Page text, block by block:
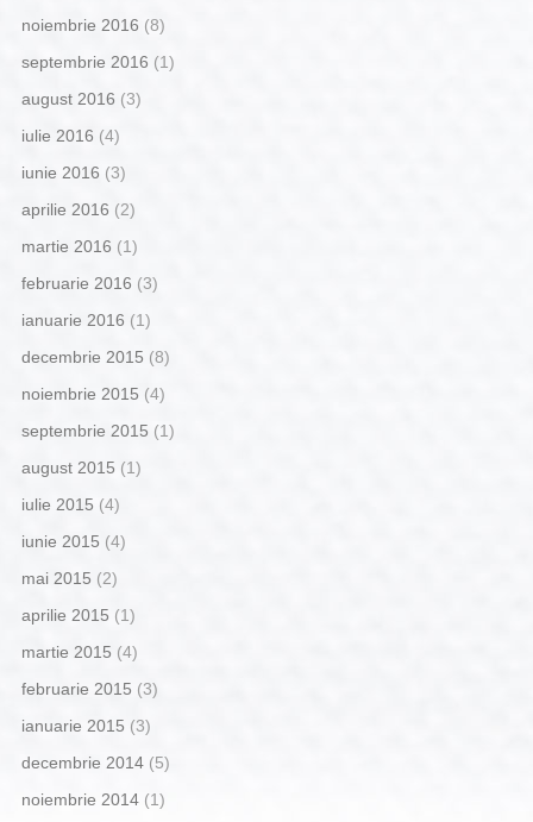
noiembrie 2016 (8)
septembrie 2016 (1)
august 2016 (3)
iulie 2016 (4)
iunie 2016 (3)
aprilie 2016 (2)
martie 2016 (1)
februarie 2016 (3)
ianuarie 2016 (1)
decembrie 2015 (8)
noiembrie 2015 (4)
septembrie 2015 (1)
august 2015 (1)
iulie 2015 (4)
iunie 2015 (4)
mai 2015 (2)
aprilie 2015 (1)
martie 2015 (4)
februarie 2015 (3)
ianuarie 2015 (3)
decembrie 2014(5)
noiembrie 2014(1)